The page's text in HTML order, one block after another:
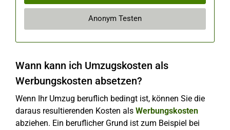
Anonym Testen
Wann kann ich Umzugskosten als
Werbungskosten absetzen?
Wenn Ihr Umzug beruflich bedingt ist, können Sie die
daraus resultierenden Kosten als Werbungskosten
abziehen. Ein beruflicher Grund ist zum Beispiel bei